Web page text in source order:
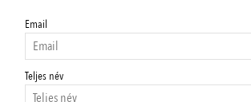
Email
Teljes név